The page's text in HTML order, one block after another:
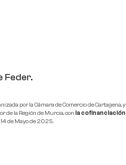
Feder.
por la Cámara de Comercio de Cartagena, y
de la Región de Murcia, con la cofinanciación
14 de Mayo de 2025.